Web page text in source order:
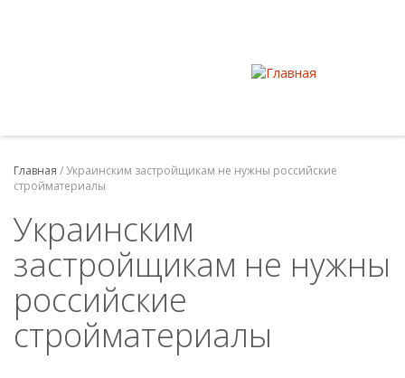
Главная / Украинским застройщикам не нужны российские
стройматериалы
Украинским
застройщикам не нужны
российские
стройматериалы